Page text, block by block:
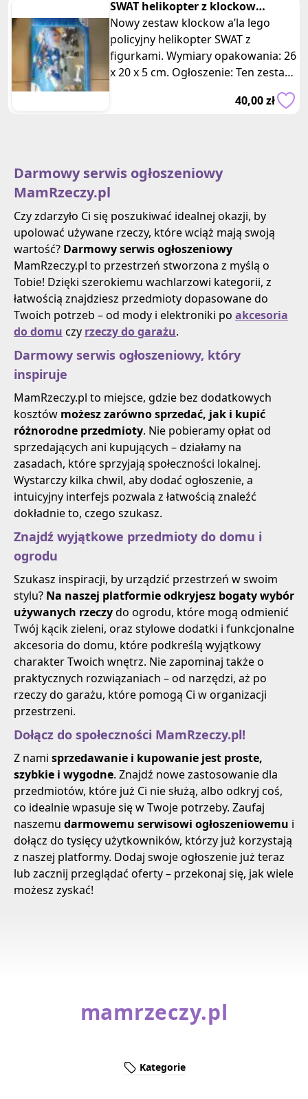
SWAT helikopter z klockow
policyjny
Nowy zestaw klockow a’la lego
policyjny helikopter SWAT z
figurkami. Wymiary opakowania: 26
x 20 x 5 cm. Ogłoszenie: Ten zestaw
zawiera wszystko, czego potrzeb
40,00 zł
Darmowy serwis ogłoszeniowy
MamRzeczy.pl
Czy zdarzyło Ci się poszukiwać idealnej okazji, by
upolować używane rzeczy, które wciąż mają swoją
wartość? Darmowy serwis ogłoszeniowy
MamRzeczy.pl to przestrzeń stworzona z myślą o
Tobie! Dzięki szerokiemu wachlarzowi kategorii, z
łatwością znajdziesz przedmioty dopasowane do
Twoich potrzeb – od mody i elektroniki po akcesoria
do domu czy rzeczy do garażu.
Darmowy serwis ogłoszeniowy, który
inspiruje
MamRzeczy.pl to miejsce, gdzie bez dodatkowych
kosztów możesz zarówno sprzedać, jak i kupić
różnorodne przedmioty. Nie pobieramy opłat od
sprzedających ani kupujących – działamy na
zasadach, które sprzyjają społeczności lokalnej.
Wystarczy kilka chwil, aby dodać ogłoszenie, a
intuicyjny interfejs pozwala z łatwością znaleźć
dokładnie to, czego szukasz.
Znajdź wyjątkowe przedmioty do domu i
ogrodu
Szukasz inspiracji, by urządzić przestrzeń w swoim
stylu? Na naszej platformie odkryjesz bogaty wybór
używanych rzeczydo ogrodu, które mogą odmienić
Twój kącik zieleni, oraz stylowe dodatki i funkcjonalne
akcesoria do domu, które podkreślą wyjątkowy
charakter Twoich wnętrz. Nie zapominaj także o
praktycznych rozwiązaniach – od narzędzi, aż po
rzeczy do garażu, które pomogą Ci w organizacji
przestrzeni.
Dołącz do społeczności MamRzeczy.pl!
Z nami sprzedawanie i kupowanie jest proste,
szybkie i wygodne. Znajdź nowe zastosowanie dla
przedmiotów, które już Ci nie służą, albo odkryj coś,
co idealnie wpasuje się w Twoje potrzeby. Zaufaj
naszemu darmowemu serwisowi ogłoszeniowemu i
dołącz do tysięcy użytkowników, którzy już korzystają
z naszej platformy. Dodaj swoje ogłoszenie już teraz
lub zacznij przeglądać oferty – przekonaj się, jak wiele
możesz zyskać!
mamrzeczy.pl
Kategorie